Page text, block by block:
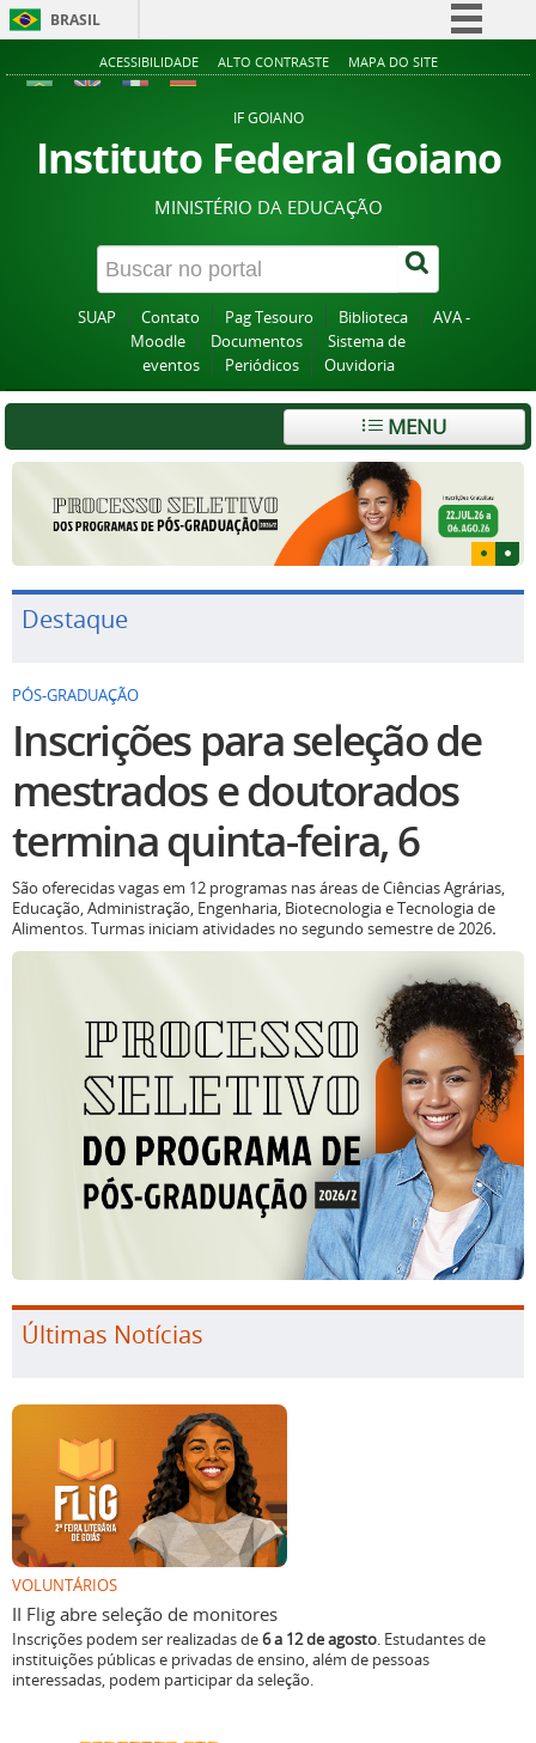
BRASIL
Simplifique!
Acesso à informação
Legislação
Canais
ACESSIBILIDADE ALTO CONTRASTE MAPA DO SITE
IF GOIANO
Instituto Federal Goiano
MINISTÉRIO DA EDUCAÇÃO
SUAP Contato Pag Tesouro Biblioteca
AVA -
Moodle
Documentos
Sistema de
eventos
Periódicos Ouvidoria
MENU
Destaque
PÓS-GRADUAÇÃO
Inscrições para seleção de
mestrados e doutorados
termina quinta-feira, 6
São oferecidas vagas em 12 programas nas áreas de Ciências Agrárias,
Educação, Administração, Engenharia, Biotecnologia e Tecnologia de
Alimentos. Turmas iniciam atividades no segundo semestre de 2026.
Últimas Notícias
VOLUNTÁRIOS
II Flig abre seleção de monitores
Inscrições podem ser realizadas de6 a 12 de agosto. Estudantes de
instituições públicas e privadas de ensino, além de pessoas
interessadas, podem participar da seleção.